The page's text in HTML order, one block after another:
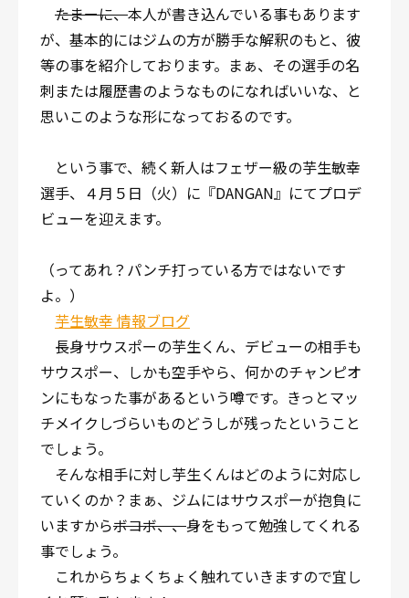
たまーに、本人が書き込んでいる事もあります
が、基本的にはジムの方が勝手な解釈のもと、彼
等の事を紹介しております。まぁ、その選手の名
刺または履歴書のようなものになればいいな、と
思いこのような形になっておるのです。
という事で、続く新人はフェザー級の芋生敏幸
選手、４月５日（火）に『DANGAN』にてプロデ
ビューを迎えます。
（ってあれ？パンチ打っている方ではないです
よ。）
芋生敏幸 情報ブログ
長身サウスポーの芋生くん、デビューの相手も
サウスポー、しかも空手やら、何かのチャンピオ
ンにもなった事があるという噂です。きっとマッ
チメイクしづらいものどうしが残ったということ
でしょう。
そんな相手に対し芋生くんはどのように対応し
ていくのか？まぁ、ジムにはサウスポーが抱負に
いますからボコボ、、身をもって勉強してくれる
事でしょう。
これからちょくちょく触れていきますので宜し